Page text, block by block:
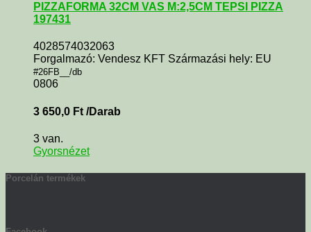
PIZZAFORMA 32CM VAS M:2,5CM TEPSI PIZZA
197431
4028574032063
Forgalmazó: Vendesz KFT Származási hely: EU
#26FB__/db
0806
3 650,0 Ft /Darab
3 van.
Gyorsnézet
Porcelán termékek